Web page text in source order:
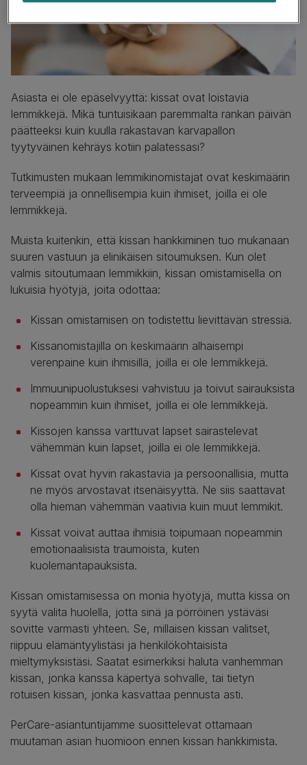
Asiasta ei ole epäselvyyttä: kissat ovat loistavia
lemmikkejä. Mikä tuntuisikaan paremmalta rankan päivän
päätteeksi kuin kuulla rakastavan karvapallon
tyytyväinen kehräys kotiin palatessasi?
Tutkimusten mukaan lemmikinomistajat ovat keskimäärin
terveempiä ja onnellisempia kuin ihmiset, joilla ei ole
lemmikkejä.
Muista kuitenkin, että kissan hankkiminen tuo mukanaan
suuren vastuun ja elinikäisen sitoumuksen. Kun olet
valmis sitoutumaan lemmikkiin, kissan omistamisella on
lukuisia hyötyjä, joita odottaa:
Kissan omistamisen on todistettu lievittävän stressiä.
Kissanomistajilla on keskimäärin alhaisempi
verenpaine kuin ihmisillä, joilla ei ole lemmikkejä.
Immuunipuolustuksesi vahvistuu ja toivut sairauksista
nopeammin kuin ihmiset, joilla ei ole lemmikkejä.
Kissojen kanssa varttuvat lapset sairastelevat
vähemmän kuin lapset, joilla ei ole lemmikkejä.
Kissat ovat hyvin rakastavia ja persoonallisia, mutta
ne myös arvostavat itsenäisyyttä. Ne siis saattavat
olla hieman vähemmän vaativia kuin muut lemmikit.
Kissat voivat auttaa ihmisiä toipumaan nopeammin
emotionaalisista traumoista, kuten
kuolemantapauksista.
Kissan omistamisessa on monia hyötyjä, mutta kissa on
syytä valita huolella, jotta sinä ja pörröinen ystäväsi
sovitte varmasti yhteen. Se, millaisen kissan valitset,
riippuu elämäntyylistäsi ja henkilökohtaisista
mieltymyksistäsi. Saatat esimerkiksi haluta vanhemman
kissan, jonka kanssa käpertyä sohvalle, tai tietyn
rotuisen kissan, jonka kasvattaa pennusta asti.
PerCare-asiantuntijamme suosittelevat ottamaan
muutaman asian huomioon ennen kissan hankkimista.